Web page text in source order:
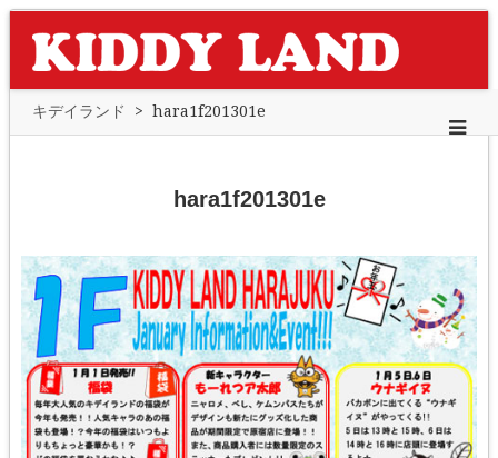
キデイランド > hara1f201301e
hara1f201301e